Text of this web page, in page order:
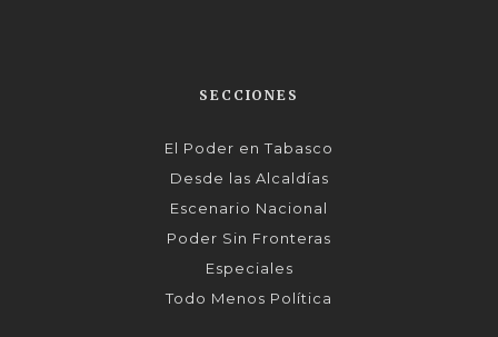
SECCIONES
El Poder en Tabasco
Desde las Alcaldías
Escenario Nacional
Poder Sin Fronteras
Especiales
Todo Menos Política